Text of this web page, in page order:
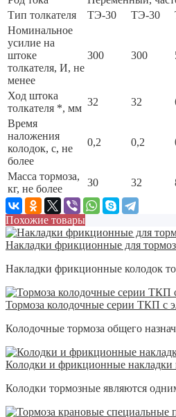
Тип толкателя
ТЭ-30 ТЭ-30
Номинальное
усилие на
штоке
толкателя, И, не
менее
300 300
Ход штока
толкателя *, мм
32 32
Время
наложения
колодок, с, не
более
0,2 0,2
Масса тормоза,
кг, не более
30 32
Похожие товары
Накладки фрикционные для
Накладки фрикционные колодок
Тормоза колодочные серии ТКП с
Колодочные тормоза общего
Колодки и фрикционные накладки
Колодки тормозные являются